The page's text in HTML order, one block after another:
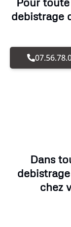
debistrage
Dans
chez